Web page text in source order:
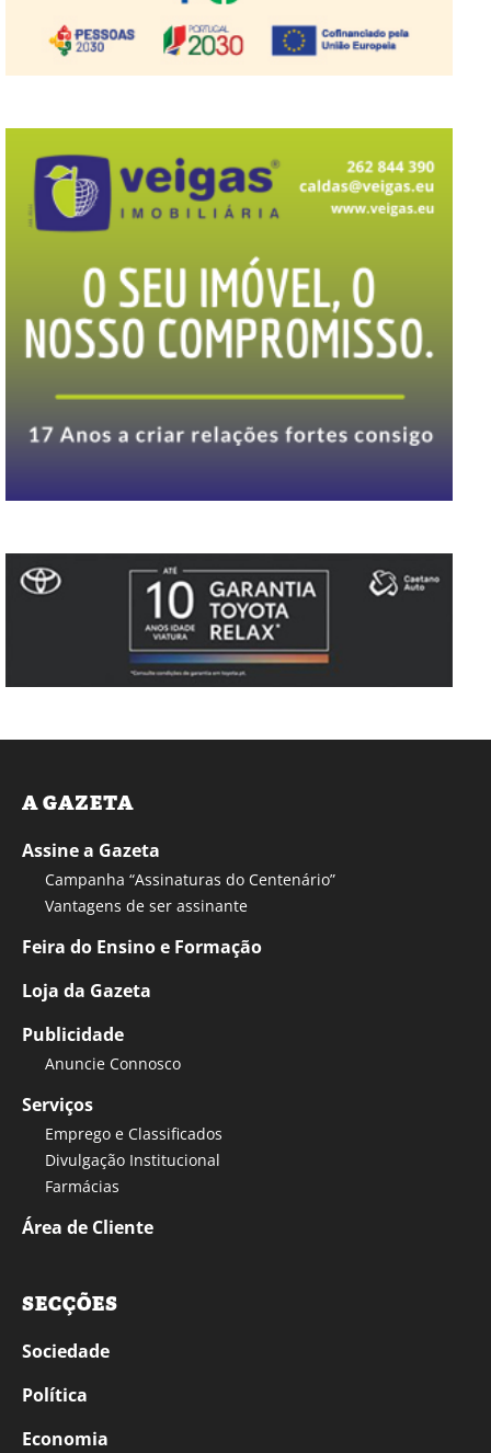
A GAZETA
Assine a Gazeta
Campanha “Assinaturas do Centenário”
Vantagens de ser assinante
Feira do Ensino e Formação
Loja da Gazeta
Publicidade
Anuncie Connosco
Serviços
Emprego e Classificados
Divulgação Institucional
Farmácias
Área de Cliente
SECÇÕES
Sociedade
Política
Economia